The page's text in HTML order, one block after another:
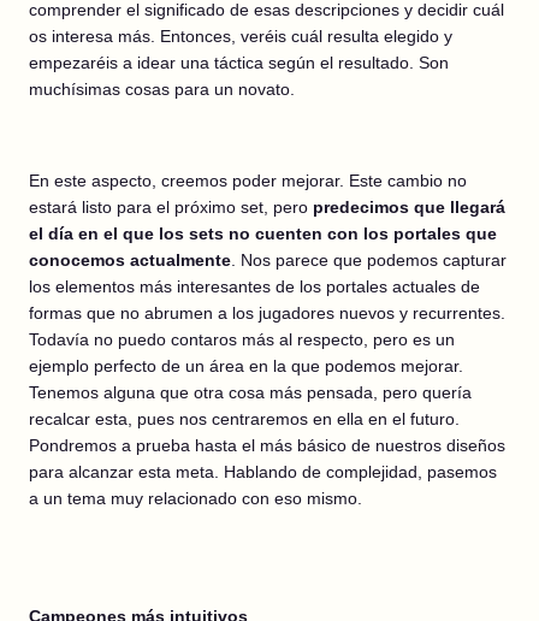
comprender el significado de esas descripciones y decidir cuál
os interesa más. Entonces, veréis cuál resulta elegido y
empezaréis a idear una táctica según el resultado. Son
muchísimas cosas para un novato.
En este aspecto, creemos poder mejorar. Este cambio no
estará listo para el próximo set, pero predecimos que llegará
el día en el que los sets no cuenten con los portales que
conocemos actualmente . Nos parece que podemos capturar
los elementos más interesantes de los portales actuales de
formas que no abrumen a los jugadores nuevos y recurrentes.
Todavía no puedo contaros más al respecto, pero es un
ejemplo perfecto de un área en la que podemos mejorar.
Tenemos alguna que otra cosa más pensada, pero quería
recalcar esta, pues nos centraremos en ella en el futuro.
Pondremos a prueba hasta el más básico de nuestros diseños
para alcanzar esta meta. Hablando de complejidad, pasemos
a un tema muy relacionado con eso mismo.
Campeones más intuitivos